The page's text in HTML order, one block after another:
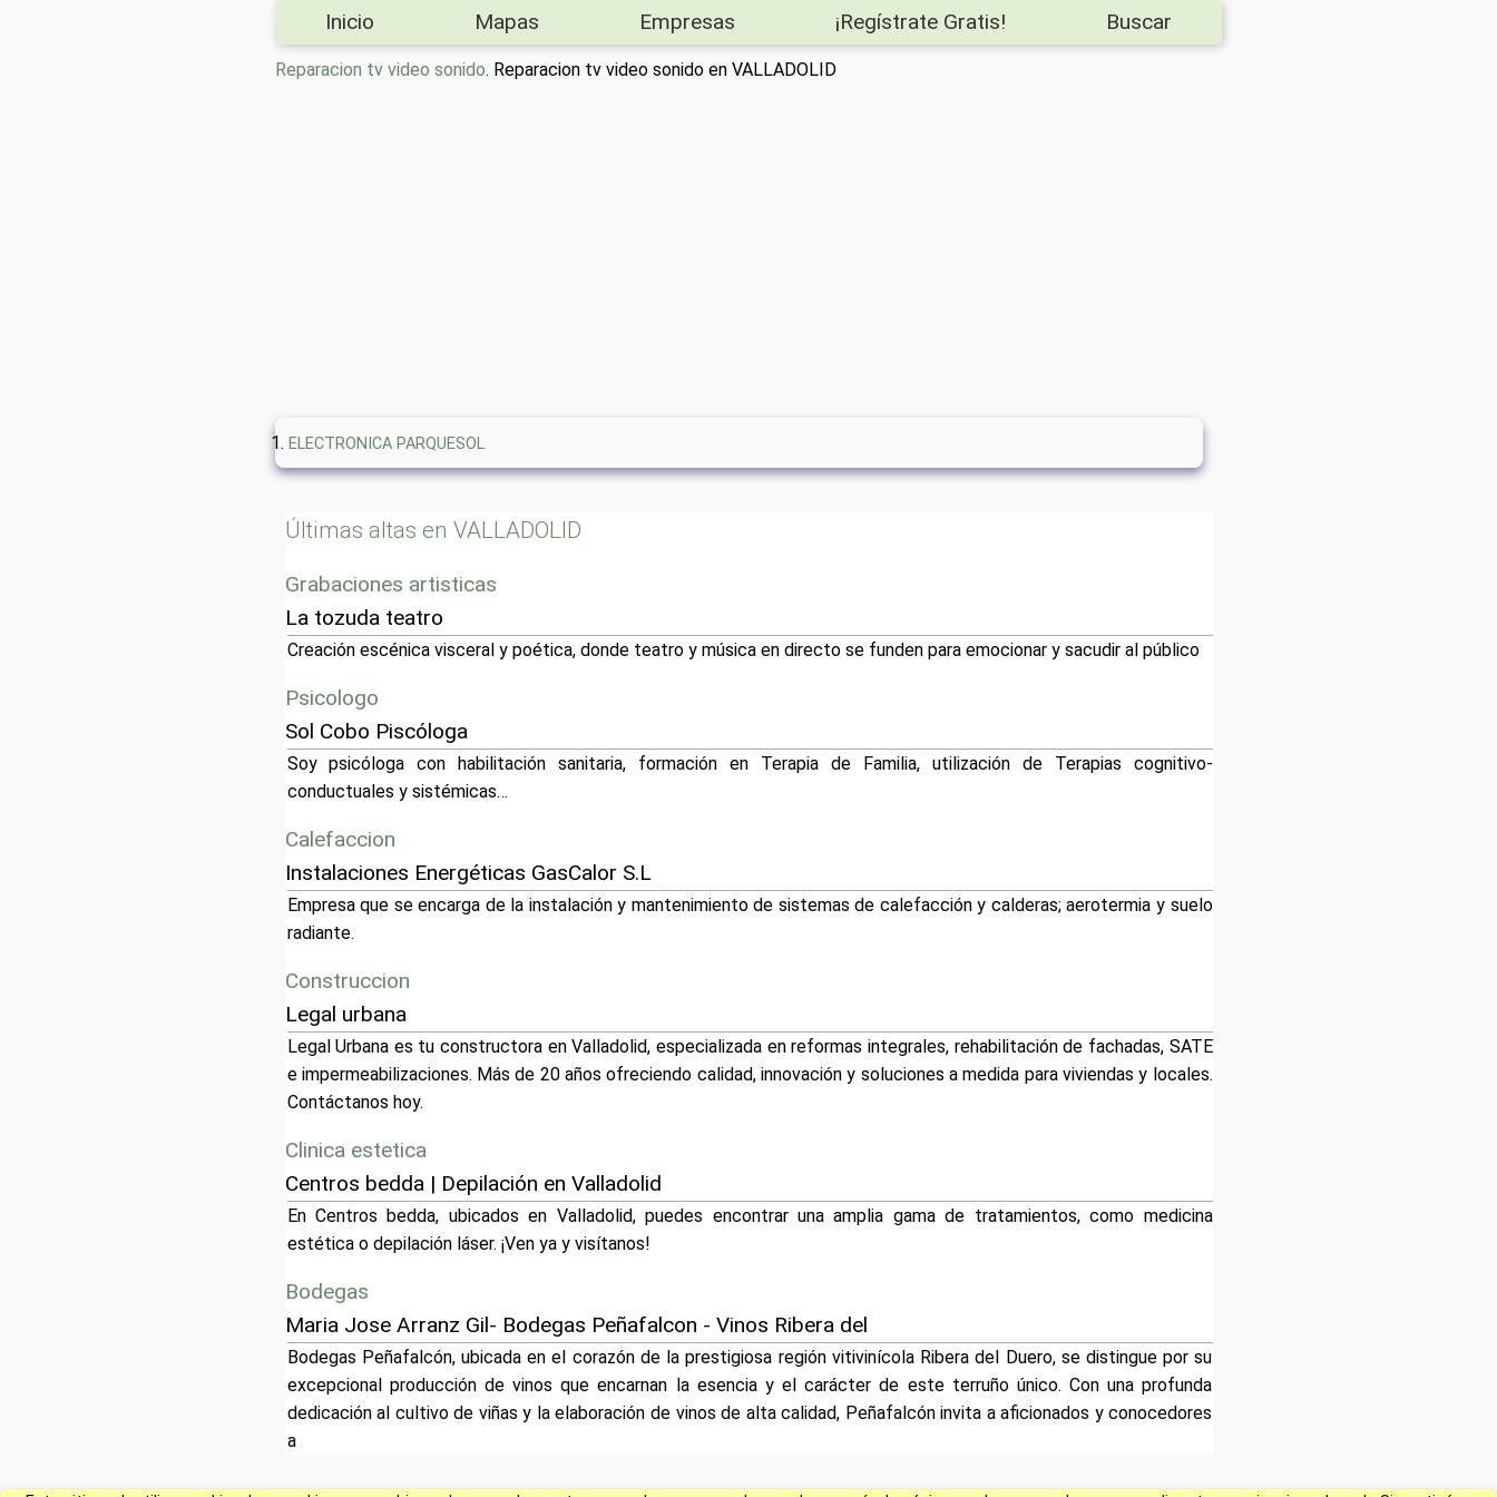
Inicio Mapas Empresas ¡Regístrate Gratis! Buscar
Reparacion tv video sonido. Reparacion tv video sonido en VALLADOLID
ELECTRONICA PARQUESOL
Últimas altas en VALLADOLID
Grabaciones artisticas
La tozuda teatro
Creación escénica visceral y poética, donde teatro y música en directo se funden para emocionar y sacudir al público
Psicologo
Sol Cobo Piscóloga
Soy psicóloga con habilitación sanitaria, formación en Terapia de Familia, utilización de Terapias cognitivo-
conductuales y sistémicas…
Calefaccion
Instalaciones Energéticas GasCalor S.L
Empresa que se encarga de la instalación y mantenimiento de sistemas de calefacción y calderas; aerotermia y suelo
radiante.
Construccion
Legal urbana
Legal Urbana es tu constructora en Valladolid, especializada en reformas integrales, rehabilitación de fachadas, SATE
e impermeabilizaciones. Más de 20 años ofreciendo calidad, innovación y soluciones a medida para viviendas y locales.
Contáctanos hoy.
Clinica estetica
Centros bedda | Depilación en Valladolid
En Centros bedda, ubicados en Valladolid, puedes encontrar una amplia gama de tratamientos, como medicina
estética o depilación láser. ¡Ven ya y visítanos!
Bodegas
Maria Jose Arranz Gil- Bodegas Peñafalcon - Vinos Ribera del
Bodegas Peñafalcón, ubicada en el corazón de la prestigiosa región vitivinícola Ribera del Duero, se distingue por su
excepcional producción de vinos que encarnan la esencia y el carácter de este terruño único. Con una profunda
dedicación al cultivo de viñas y la elaboración de vinos de alta calidad, Peñafalcón invita a aficionados y conocedores
a